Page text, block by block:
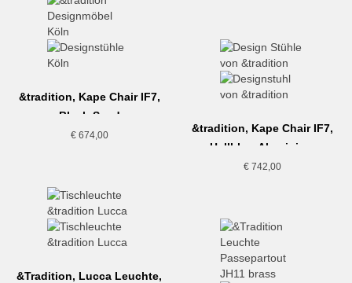
&tradition, Kape Chair IF7,
Black-Sand
€674,00
&tradition, Kape Chair IF7,
Hellblau-Aluminium
€ 742,00
&Tradition, Lucca Leuchte,